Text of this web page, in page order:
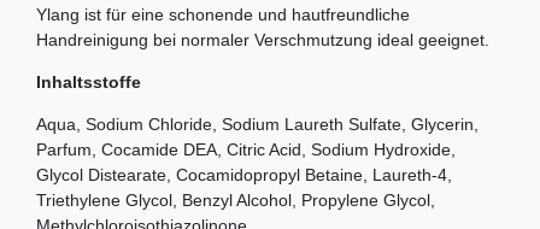
Ylang ist für eine schonende und hautfreundliche
Handreinigung bei normaler Verschmutzung ideal geeignet.
Inhaltsstoffe
Aqua, Sodium Chloride, Sodium Laureth Sulfate, Glycerin,
Parfum, Cocamide DEA, Citric Acid, Sodium Hydroxide,
Glycol Distearate, Cocamidopropyl Betaine, Laureth-4,
Triethylene Glycol, Benzyl Alcohol, Propylene Glycol,
Methylchloroisothiazolinone,